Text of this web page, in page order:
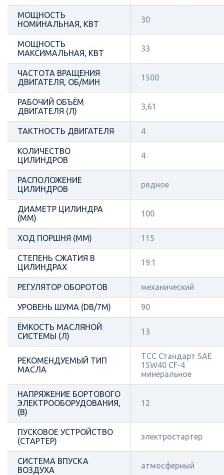
МОЩНОСТЬ
НОМИНАЛЬНАЯ, КВТ
30
МОЩНОСТЬ
МАКСИМАЛЬНАЯ, КВТ
33
ЧАСТОТА ВРАЩЕНИЯ
ДВИГАТЕЛЯ, ОБ/МИН
1500
РАБОЧИЙ ОБЪЁМ
ДВИГАТЕЛЯ (Л)
3,61
ТАКТНОСТЬ ДВИГАТЕЛЯ 4
КОЛИЧЕСТВО
ЦИЛИНДРОВ
4
РАСПОЛОЖЕНИЕ
ЦИЛИНДРОВ
рядное
ДИАМЕТР ЦИЛИНДРА
(ММ)
100
ХОД ПОРШНЯ (ММ) 115
СТЕПЕНЬ СЖАТИЯ В
ЦИЛИНДРАХ
19:1
РЕГУЛЯТОР ОБОРОТОВ механический
УРОВЕНЬ ШУМА (DB/7М) 90
ЁМКОСТЬ МАСЛЯНОЙ
СИСТЕМЫ (Л)
13
РЕКОМЕНДУЕМЫЙ ТИП
МАСЛА
ТСС Стандарт SAE
15W40 CF-4
минеральное
НАПРЯЖЕНИЕ БОРТОВОГО
ЭЛЕКТРООБОРУДОВАНИЯ,
(В)
12
ПУСКОВОЕ УСТРОЙСТВО
(СТАРТЕР)
электростартер
СИСТЕМА ВПУСКА
ВОЗДУХА
атмосферный